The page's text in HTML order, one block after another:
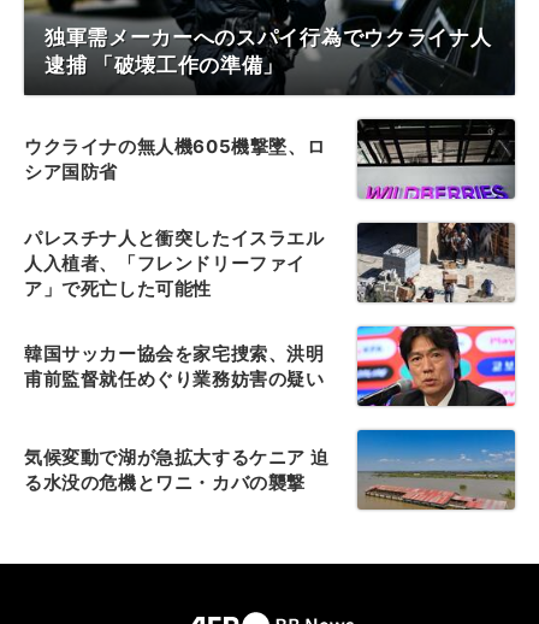
独軍需メーカーへのスパイ行為でウクライナ人
逮捕 「破壊工作の準備」
ウクライナの無人機605機撃墜、ロ
シア国防省
パレスチナ人と衝突したイスラエル
人入植者、「フレンドリーファイ
ア」で死亡した可能性
韓国サッカー協会を家宅捜索、洪明
甫前監督就任めぐり業務妨害の疑い
気候変動で湖が急拡大するケニア 迫
る水没の危機とワニ・カバの襲撃